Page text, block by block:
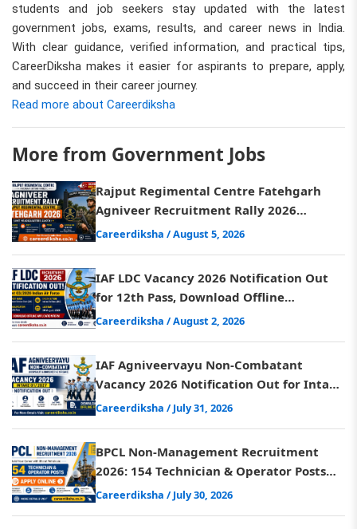
students and job seekers stay updated with the latest
government jobs, exams, results, and career news in India.
With clear guidance, verified information, and practical tips,
CareerDiksha makes it easier for aspirants to prepare, apply,
and succeed in their career journey.
Read more about Careerdiksha
More from Government Jobs
Rajput Regimental Centre Fatehgarh
Agniveer Recruitment Rally 2026
Schedule Released, Check Ditels
Careerdiksha / August 5, 2026
IAF LDC Vacancy 2026 Notification Out
for 12th Pass, Download Offline
Application Form
Careerdiksha / August 2, 2026
IAF Agniveervayu Non-Combatant
Vacancy 2026 Notification Out for Intake
01/2027, Download Form
Careerdiksha / July 31, 2026
BPCL Non-Management Recruitment
2026: 154 Technician & Operator Posts
Notification, Apply Online
Careerdiksha / July 30, 2026